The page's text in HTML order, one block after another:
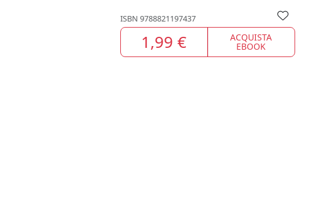
ISBN 9788821197437
1,99 € ACQUISTA
EBOOK